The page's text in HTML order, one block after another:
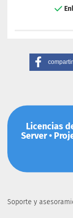
compartir
Licencias
Server •
Soporte y